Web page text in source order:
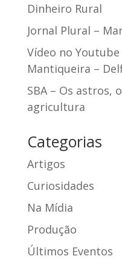
Dinheiro Rural
Jornal Plural –
Vídeo no
Mantiqueira –
SBA – Os astros,
agricultura
Categorias
Artigos
Curiosidades
Na Mídia
Produção
Últimos Eventos